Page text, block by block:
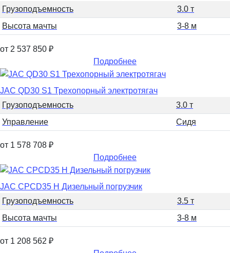
Грузоподъемность
3.0 т
Высота мачты
3-8 м
от 2 537 850 ₽
Подробнее
JAC QD30 S1 Трехопорный электротягач
Грузоподъемность
3.0 т
Управление
Сидя
от 1 578 708 ₽
Подробнее
JAC CPCD35 H Дизельный погрузчик
Грузоподъемность
3.5 т
Высота мачты
3-8 м
от 1 208 562 ₽